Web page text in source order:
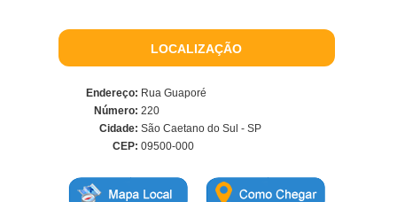
LOCALIZAÇÃO
Endereço: Rua Guaporé
Número: 220
Cidade: São Caetano do Sul - SP
CEP: 09500-000